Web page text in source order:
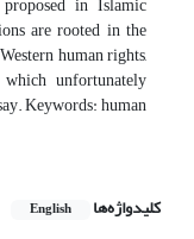
are rooted in the
human rights,
unfortunately
Keywords: human
کلیدواژه‌ها English